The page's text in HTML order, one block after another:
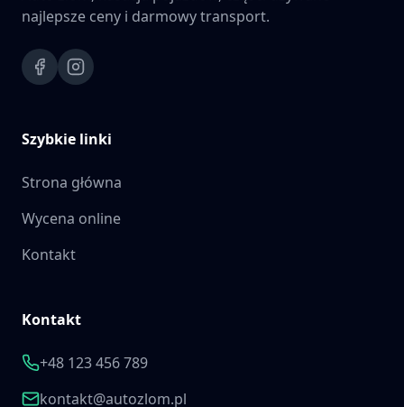
najlepsze ceny i darmowy transport.
Szybkie linki
Strona główna
Wycena online
Kontakt
Kontakt
+48 123 456 789
kontakt@autozlom.pl